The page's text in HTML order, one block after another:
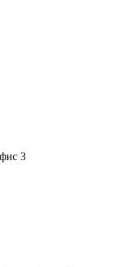
3